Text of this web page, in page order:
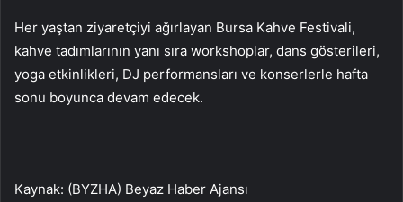
Her yaştan ziyaretçiyi ağırlayan Bursa Kahve Festivali,
kahve tadımlarının yanı sıra workshoplar, dans gösterileri,
yoga etkinlikleri, DJ performansları ve konserlerle hafta
sonu boyunca devam edecek.
Kaynak: (BYZHA) Beyaz Haber Ajansı